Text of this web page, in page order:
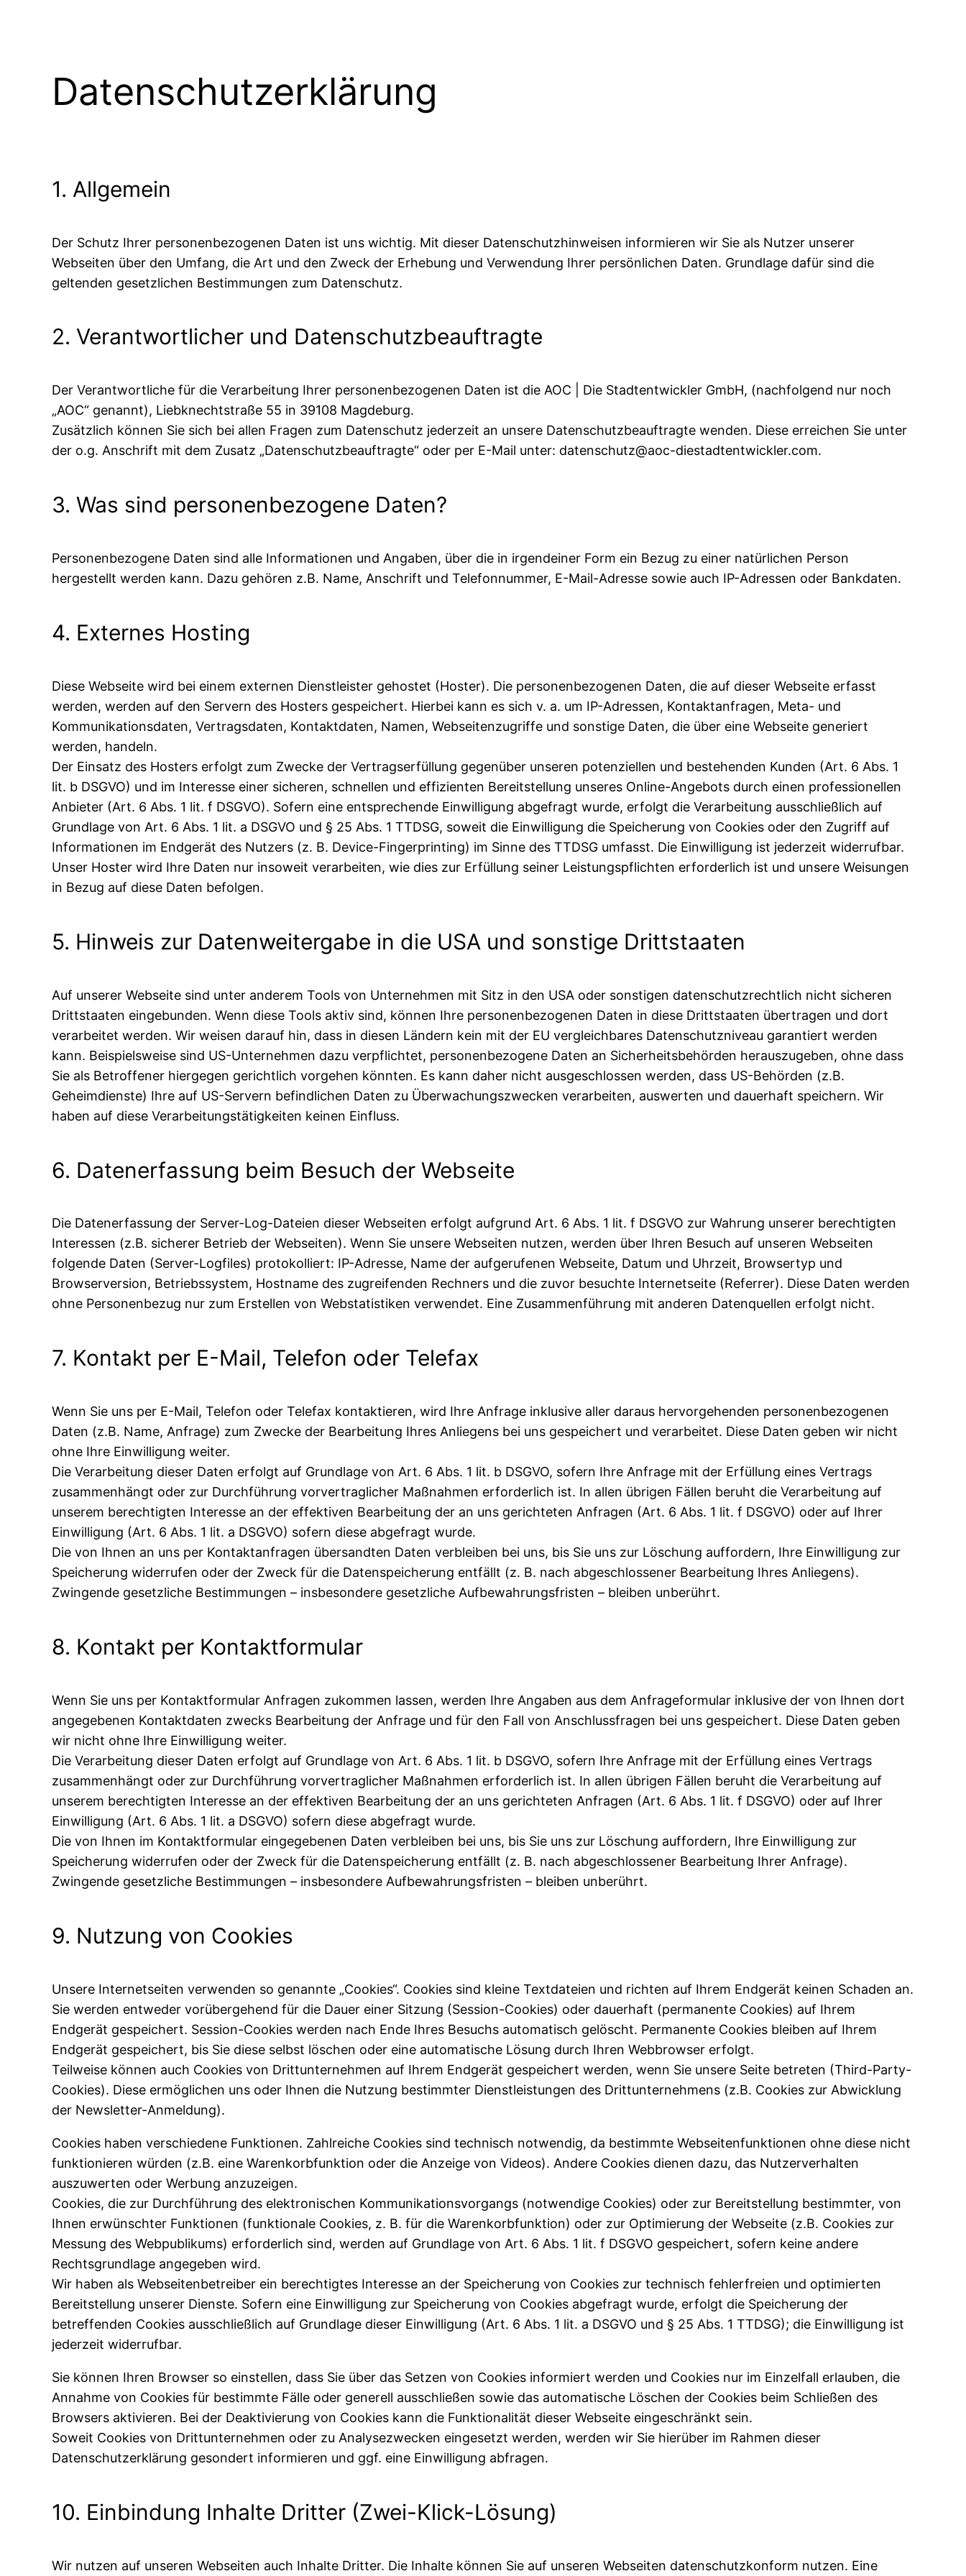
Datenschutzerklärung
1. Allgemein
Der Schutz Ihrer personenbezogenen Daten ist uns wichtig. Mit dieser Datenschutzhinweisen informieren wir Sie als Nutzer unserer
Webseiten über den Umfang, die Art und den Zweck der Erhebung und Verwendung Ihrer persönlichen Daten. Grundlage dafür sind die
geltenden gesetzlichen Bestimmungen zum Datenschutz.
2. Verantwortlicher und Datenschutzbeauftragte
Der Verantwortliche für die Verarbeitung Ihrer personenbezogenen Daten ist die AOC | Die Stadtentwickler GmbH, (nachfolgend nur noch
„AOC“ genannt), Liebknechtstraße 55 in 39108 Magdeburg.
Zusätzlich können Sie sich bei allen Fragen zum Datenschutz jederzeit an unsere Datenschutzbeauftragte wenden. Diese erreichen Sie unter
der o.g. Anschrift mit dem Zusatz „Datenschutzbeauftragte“ oder per E-Mail unter: datenschutz@aoc-diestadtentwickler.com.
3. Was sind personenbezogene Daten?
Personenbezogene Daten sind alle Informationen und Angaben, über die in irgendeiner Form ein Bezug zu einer natürlichen Person
hergestellt werden kann. Dazu gehören z.B. Name, Anschrift und Telefonnummer, E-Mail-Adresse sowie auch IP-Adressen oder Bankdaten.
4. Externes Hosting
Diese Webseite wird bei einem externen Dienstleister gehostet (Hoster). Die personenbezogenen Daten, die auf dieser Webseite erfasst
werden, werden auf den Servern des Hosters gespeichert. Hierbei kann es sich v. a. um IP-Adressen, Kontaktanfragen, Meta- und
Kommunikationsdaten, Vertragsdaten, Kontaktdaten, Namen, Webseitenzugriffe und sonstige Daten, die über eine Webseite generiert
werden, handeln.
Der Einsatz des Hosters erfolgt zum Zwecke der Vertragserfüllung gegenüber unseren potenziellen und bestehenden Kunden (Art. 6 Abs. 1
lit. b DSGVO) und im Interesse einer sicheren, schnellen und effizienten Bereitstellung unseres Online-Angebots durch einen professionellen
Anbieter (Art. 6 Abs. 1 lit. f DSGVO). Sofern eine entsprechende Einwilligung abgefragt wurde, erfolgt die Verarbeitung ausschließlich auf
Grundlage von Art. 6 Abs. 1 lit. a DSGVO und § 25 Abs. 1 TTDSG, soweit die Einwilligung die Speicherung von Cookies oder den Zugriff auf
Informationen im Endgerät des Nutzers (z. B. Device-Fingerprinting) im Sinne des TTDSG umfasst. Die Einwilligung ist jederzeit widerrufbar.
Unser Hoster wird Ihre Daten nur insoweit verarbeiten, wie dies zur Erfüllung seiner Leistungspflichten erforderlich ist und unsere Weisungen
in Bezug auf diese Daten befolgen.
5. Hinweis zur Datenweitergabe in die USA und sonstige Drittstaaten
Auf unserer Webseite sind unter anderem Tools von Unternehmen mit Sitz in den USA oder sonstigen datenschutzrechtlich nicht sicheren
Drittstaaten eingebunden. Wenn diese Tools aktiv sind, können Ihre personenbezogenen Daten in diese Drittstaaten übertragen und dort
verarbeitet werden. Wir weisen darauf hin, dass in diesen Ländern kein mit der EU vergleichbares Datenschutzniveau garantiert werden
kann. Beispielsweise sind US-Unternehmen dazu verpflichtet, personenbezogene Daten an Sicherheitsbehörden herauszugeben, ohne dass
Sie als Betroffener hiergegen gerichtlich vorgehen könnten. Es kann daher nicht ausgeschlossen werden, dass US-Behörden (z.B.
Geheimdienste) Ihre auf US-Servern befindlichen Daten zu Überwachungszwecken verarbeiten, auswerten und dauerhaft speichern. Wir
haben auf diese Verarbeitungstätigkeiten keinen Einfluss.
6. Datenerfassung beim Besuch der Webseite
Die Datenerfassung der Server-Log-Dateien dieser Webseiten erfolgt aufgrund Art. 6 Abs. 1 lit. f DSGVO zur Wahrung unserer berechtigten
Interessen (z.B. sicherer Betrieb der Webseiten). Wenn Sie unsere Webseiten nutzen, werden über Ihren Besuch auf unseren Webseiten
folgende Daten (Server-Logfiles) protokolliert: IP-Adresse, Name der aufgerufenen Webseite, Datum und Uhrzeit, Browsertyp und
Browserversion, Betriebssystem, Hostname des zugreifenden Rechners und die zuvor besuchte Internetseite (Referrer). Diese Daten werden
ohne Personenbezug nur zum Erstellen von Webstatistiken verwendet. Eine Zusammenführung mit anderen Datenquellen erfolgt nicht.
7. Kontakt per E-Mail, Telefon oder Telefax
Wenn Sie uns per E-Mail, Telefon oder Telefax kontaktieren, wird Ihre Anfrage inklusive aller daraus hervorgehenden personenbezogenen
Daten (z.B. Name, Anfrage) zum Zwecke der Bearbeitung Ihres Anliegens bei uns gespeichert und verarbeitet. Diese Daten geben wir nicht
ohne Ihre Einwilligung weiter.
Die Verarbeitung dieser Daten erfolgt auf Grundlage von Art. 6 Abs. 1 lit. b DSGVO, sofern Ihre Anfrage mit der Erfüllung eines Vertrags
zusammenhängt oder zur Durchführung vorvertraglicher Maßnahmen erforderlich ist. In allen übrigen Fällen beruht die Verarbeitung auf
unserem berechtigten Interesse an der effektiven Bearbeitung der an uns gerichteten Anfragen (Art. 6 Abs. 1 lit. f DSGVO) oder auf Ihrer
Einwilligung (Art. 6 Abs. 1 lit. a DSGVO) sofern diese abgefragt wurde.
Die von Ihnen an uns per Kontaktanfragen übersandten Daten verbleiben bei uns, bis Sie uns zur Löschung auffordern, Ihre Einwilligung zur
Speicherung widerrufen oder der Zweck für die Datenspeicherung entfällt (z. B. nach abgeschlossener Bearbeitung Ihres Anliegens).
Zwingende gesetzliche Bestimmungen – insbesondere gesetzliche Aufbewahrungsfristen – bleiben unberührt.
8. Kontakt per Kontaktformular
Wenn Sie uns per Kontaktformular Anfragen zukommen lassen, werden Ihre Angaben aus dem Anfrageformular inklusive der von Ihnen dort
angegebenen Kontaktdaten zwecks Bearbeitung der Anfrage und für den Fall von Anschlussfragen bei uns gespeichert. Diese Daten geben
wir nicht ohne Ihre Einwilligung weiter.
Die Verarbeitung dieser Daten erfolgt auf Grundlage von Art. 6 Abs. 1 lit. b DSGVO, sofern Ihre Anfrage mit der Erfüllung eines Vertrags
zusammenhängt oder zur Durchführung vorvertraglicher Maßnahmen erforderlich ist. In allen übrigen Fällen beruht die Verarbeitung auf
unserem berechtigten Interesse an der effektiven Bearbeitung der an uns gerichteten Anfragen (Art. 6 Abs. 1 lit. f DSGVO) oder auf Ihrer
Einwilligung (Art. 6 Abs. 1 lit. a DSGVO) sofern diese abgefragt wurde.
Die von Ihnen im Kontaktformular eingegebenen Daten verbleiben bei uns, bis Sie uns zur Löschung auffordern, Ihre Einwilligung zur
Speicherung widerrufen oder der Zweck für die Datenspeicherung entfällt (z. B. nach abgeschlossener Bearbeitung Ihrer Anfrage).
Zwingende gesetzliche Bestimmungen – insbesondere Aufbewahrungsfristen – bleiben unberührt.
9. Nutzung von Cookies
Unsere Internetseiten verwenden so genannte „Cookies“. Cookies sind kleine Textdateien und richten auf Ihrem Endgerät keinen Schaden an.
Sie werden entweder vorübergehend für die Dauer einer Sitzung (Session-Cookies) oder dauerhaft (permanente Cookies) auf Ihrem
Endgerät gespeichert. Session-Cookies werden nach Ende Ihres Besuchs automatisch gelöscht. Permanente Cookies bleiben auf Ihrem
Endgerät gespeichert, bis Sie diese selbst löschen oder eine automatische Lösung durch Ihren Webbrowser erfolgt.
Teilweise können auch Cookies von Drittunternehmen auf Ihrem Endgerät gespeichert werden, wenn Sie unsere Seite betreten (Third-Party-
Cookies). Diese ermöglichen uns oder Ihnen die Nutzung bestimmter Dienstleistungen des Drittunternehmens (z.B. Cookies zur Abwicklung
der Newsletter-Anmeldung).
Cookies haben verschiedene Funktionen. Zahlreiche Cookies sind technisch notwendig, da bestimmte Webseitenfunktionen ohne diese nicht
funktionieren würden (z.B. eine Warenkorbfunktion oder die Anzeige von Videos). Andere Cookies dienen dazu, das Nutzerverhalten
auszuwerten oder Werbung anzuzeigen.
Cookies, die zur Durchführung des elektronischen Kommunikationsvorgangs (notwendige Cookies) oder zur Bereitstellung bestimmter, von
Ihnen erwünschter Funktionen (funktionale Cookies, z. B. für die Warenkorbfunktion) oder zur Optimierung der Webseite (z.B. Cookies zur
Messung des Webpublikums) erforderlich sind, werden auf Grundlage von Art. 6 Abs. 1 lit. f DSGVO gespeichert, sofern keine andere
Rechtsgrundlage angegeben wird.
Wir haben als Webseitenbetreiber ein berechtigtes Interesse an der Speicherung von Cookies zur technisch fehlerfreien und optimierten
Bereitstellung unserer Dienste. Sofern eine Einwilligung zur Speicherung von Cookies abgefragt wurde, erfolgt die Speicherung der
betreffenden Cookies ausschließlich auf Grundlage dieser Einwilligung (Art. 6 Abs. 1 lit. a DSGVO und § 25 Abs. 1 TTDSG); die Einwilligung ist
jederzeit widerrufbar.
Sie können Ihren Browser so einstellen, dass Sie über das Setzen von Cookies informiert werden und Cookies nur im Einzelfall erlauben, die
Annahme von Cookies für bestimmte Fälle oder generell ausschließen sowie das automatische Löschen der Cookies beim Schließen des
Browsers aktivieren. Bei der Deaktivierung von Cookies kann die Funktionalität dieser Webseite eingeschränkt sein.
Soweit Cookies von Drittunternehmen oder zu Analysezwecken eingesetzt werden, werden wir Sie hierüber im Rahmen dieser
Datenschutzerklärung gesondert informieren und ggf. eine Einwilligung abfragen.
10. Einbindung Inhalte Dritter (Zwei-Klick-Lösung)
Wir nutzen auf unseren Webseiten auch Inhalte Dritter. Die Inhalte können Sie auf unseren Webseiten datenschutzkonform nutzen. Eine